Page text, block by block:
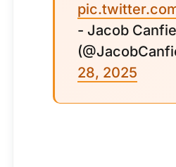
- Jacob
28, 2025